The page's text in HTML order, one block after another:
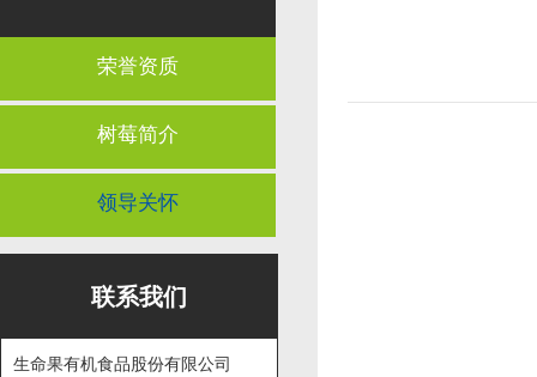
荣誉资质
树莓简介
领导关怀
联系我们
生命果有机食品股份有限公司